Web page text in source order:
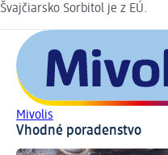
Švajčiarsko Sorbitol je z EÚ.
Mivolis
Vhodné poradenstvo